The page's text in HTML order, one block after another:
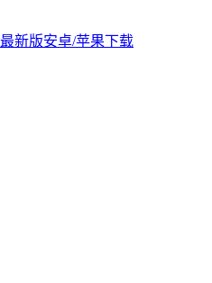
新版安卓/苹果下载